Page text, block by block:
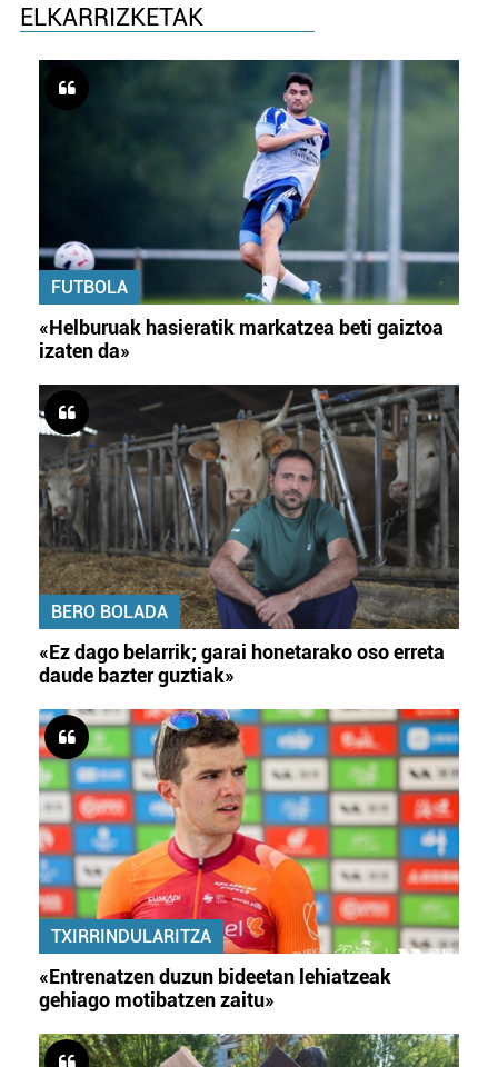
ELKARRIZKETAK
FUTBOLA
«Helburuak hasieratik markatzea beti gaiztoa
izaten da»
BERO BOLADA
«Ez dago belarrik; garai honetarako oso erreta
daude bazter guztiak»
TXIRRINDULARITZA
«Entrenatzen duzun bideetan lehiatzeak
gehiago motibatzen zaitu»